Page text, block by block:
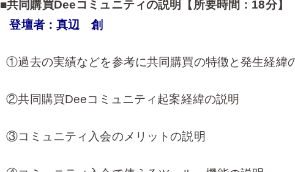
■共同購買Deeコミュニティの説明【所要時間：18分】
登壇者：真辺 創
①過去の実績などを参考に共同購買の特徴と発生経緯
②共同購買Deeコミュニティ起案経緯の説明
③コミュニティ入会のメリットの説明